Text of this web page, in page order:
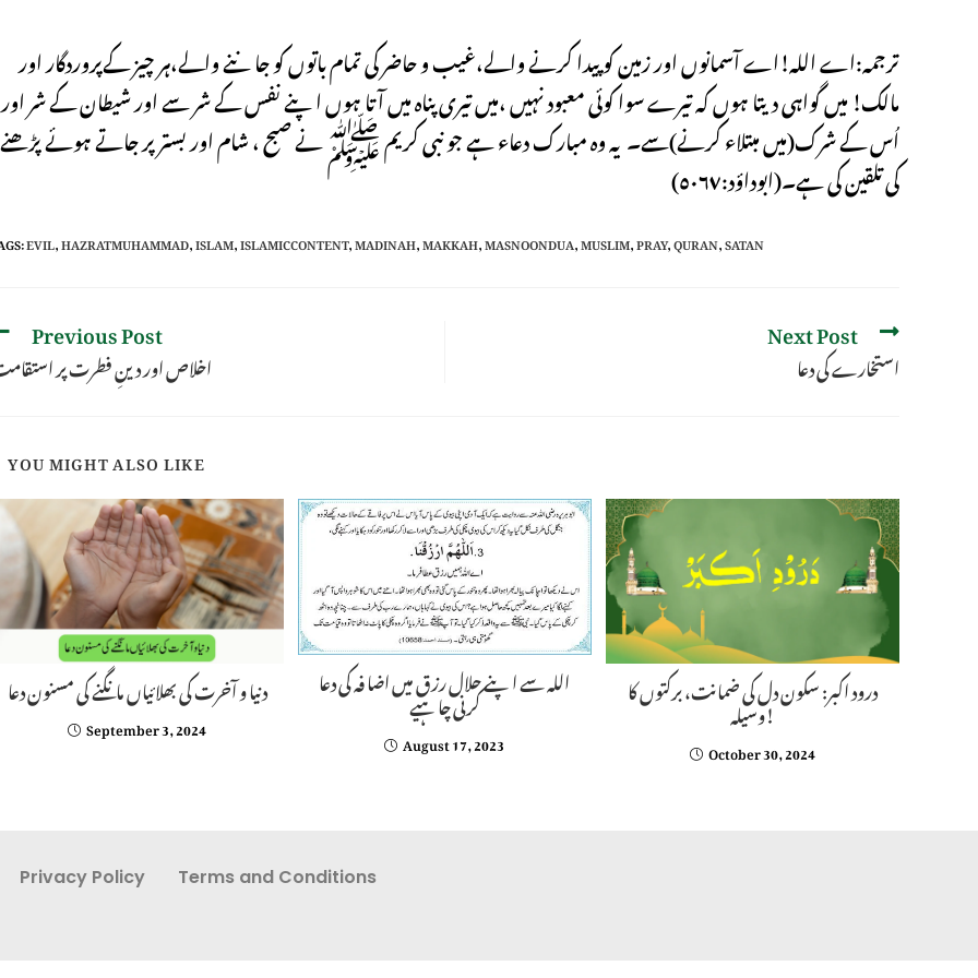
ترجمہ:اے اللہ!اے آسمانوں اور زمین کو پیدا کرنے والے،غیب و حاضر کی تمام باتوں کو جاننے والے،ہر چیز کےپروردگار اور
مالک! میں گواہی دیتا ہوں کہ تیرے سوا کوئی معبود نہیں ،میں تیری پناہ میں آتا ہوں اپنے نفس کے شر سے اور شیطان کے شر اور
اُس کے شرک(میں مبتلاء کرنے)سے۔ یہ وہ مبارک دعاء ہے جو نبی کریم ﷺ نے صبح ، شام اور بستر پر جاتے ہوئے پڑھنے
کی تلقین کی ہے۔(ابوداؤد:٥٠٦٧)
:EVIL,HAZRATMUHAMMAD,ISLAM,ISLAMICCONTENT,MADINAH,MAKKAH,MASNOONDUA,MUSLIM,PRAY,QURAN,SATAN
Previous Post
اخلاص اور دینِ فطرت پر
Next Post
استخارے کى دعا
YOU MIGHT ALSO LIKE
دنیا و آخرت کى بھلائیاں مانگنے کی مسنون دعا
September 3, 2024
اللہ سے اپنے حلال رزق میں اضا فہ کی دعا
کرنی چا ہیے
August 17, 2023
درود اکبر: سکون دل کی ضمانت، برکتوں کا
وسیلہ!
October 30, 2024
Privacy Policy Terms and Conditions